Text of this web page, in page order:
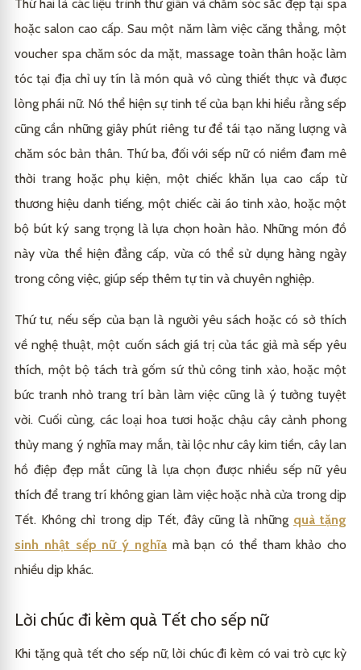
Thứ hai là các liệu trình thư giãn và chăm sóc sắc đẹp tại spa
hoặc salon cao cấp. Sau một năm làm việc căng thẳng, một
voucher spa chăm sóc da mặt, massage toàn thân hoặc làm
tóc tại địa chỉ uy tín là món quà vô cùng thiết thực và được
lòng phái nữ. Nó thể hiện sự tinh tế của bạn khi hiểu rằng sếp
cũng cần những giây phút riêng tư để tái tạo năng lượng và
chăm sóc bản thân. Thứ ba, đối với sếp nữ có niềm đam mê
thời trang hoặc phụ kiện, một chiếc khăn lụa cao cấp từ
thương hiệu danh tiếng, một chiếc cài áo tinh xảo, hoặc một
bộ bút ký sang trọng là lựa chọn hoàn hảo. Những món đồ
này vừa thể hiện đẳng cấp, vừa có thể sử dụng hàng ngày
trong công việc, giúp sếp thêm tự tin và chuyên nghiệp.
Thứ tư, nếu sếp của bạn là người yêu sách hoặc có sở thích
về nghệ thuật, một cuốn sách giá trị của tác giả mà sếp yêu
thích, một bộ tách trà gốm sứ thủ công tinh xảo, hoặc một
bức tranh nhỏ trang trí bàn làm việc cũng là ý tưởng tuyệt
vời. Cuối cùng, các loại hoa tươi hoặc chậu cây cảnh phong
thủy mang ý nghĩa may mắn, tài lộc như cây kim tiền, cây lan
hồ điệp đẹp mắt cũng là lựa chọn được nhiều sếp nữ yêu
thích để trang trí không gian làm việc hoặc nhà cửa trong dịp
Tết. Không chỉ trong dịp Tết, đây cũng là những quà tặng
sinh nhật sếp nữ ý nghĩamà bạn có thể tham khảo cho
nhiều dịp khác.
Lời chúc đi kèm quà Tết cho sếp nữ
Khi tặng quà tết cho sếp nữ, lời chúc đi kèm có vai trò cực kỳ